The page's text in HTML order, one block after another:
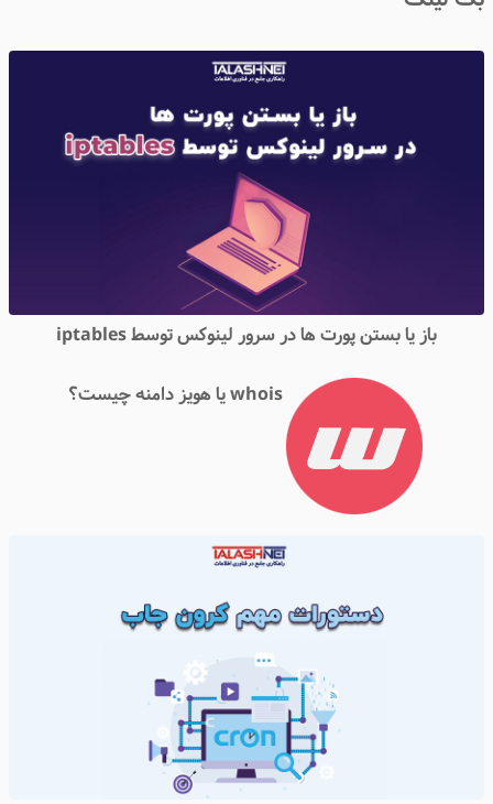
باز یا بستن پورت ها در سرور لینوکس توسط iptables
whois یا هویز دامنه چیست؟